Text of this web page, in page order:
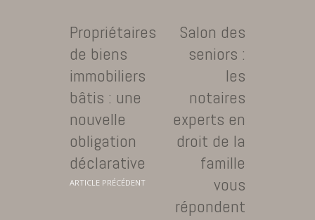
Propriétaires
de biens
immobiliers
bâtis : une
nouvelle
obligation
déclarative
ARTICLE PRÉCÉDENT
Salon des
seniors :
les
notaires
experts en
droit de la
famille
vous
répondent